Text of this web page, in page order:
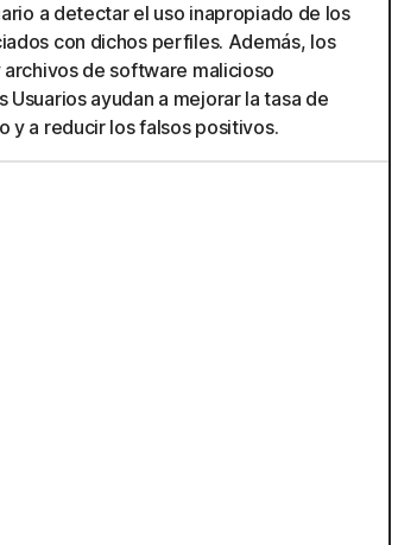
a detectar el uso inapropiado de los
con dichos perfiles. Además, los
de software malicioso
ayudan a mejorar la tasa de
y a reducir los falsos positivos.